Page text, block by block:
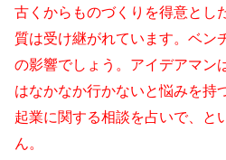
古くからものづくりを得意とし
質は受け継がれています。ベン
の影響でしょう。アイデアマン
はなかなか行かないと悩みを持
起業に関する相談を占いで、と
ん。